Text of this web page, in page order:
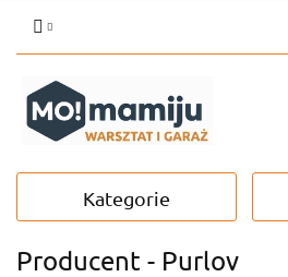
Kategorie
Producent - Purlov